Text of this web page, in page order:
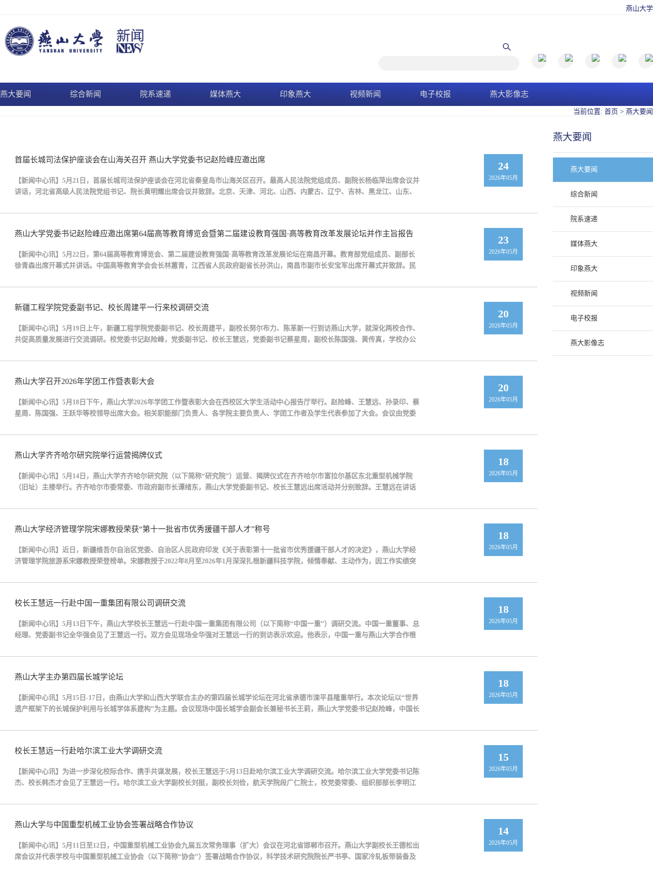
燕山大学
燕大要闻 综合新闻 院系速递 媒体燕大 印象燕大 视频新闻 电子校报 燕大影像志
当前位置: 首页 > 燕大要闻
燕大要闻
燕大要闻
综合新闻
院系速递
媒体燕大
印象燕大
视频新闻
电子校报
燕大影像志
24
2026年05月
首届长城司法保护座谈会在山海关召开 燕山大学党委书记赵险峰应邀出席
【新闻中心讯】5月21日，首届长城司法保护座谈会在河北省秦皇岛市山海关区召开。最高人民法院党组成员、副院长杨临萍出席会议并
讲话，河北省高级人民法院党组书记、院长黄明耀出席会议并致辞。北京、天津、河北、山西、内蒙古、辽宁、吉林、黑龙江、山东、
志，河北省相关省直单位、秦皇岛市委、市政府...
23
2026年05月
燕山大学党委书记赵险峰应邀出席第64届高等教育博览会暨第二届建设教育强国·高等教育改革发展论坛并作主旨报告
【新闻中心讯】5月22日，第64届高等教育博览会、第二届建设教育强国·高等教育改革发展论坛在南昌开幕。教育部党组成员、副部长
徐青森出席开幕式并讲话。中国高等教育学会会长林蕙青，江西省人民政府副省长孙洪山，南昌市副市长安宝军出席开幕式并致辞。民
布局”专题研讨“高校分类特色发展”上作题...
20
2026年05月
新疆工程学院党委副书记、校长周建平一行来校调研交流
【新闻中心讯】5月19日上午，新疆工程学院党委副书记、校长周建平，副校长努尔布力、陈革新一行到访燕山大学，就深化两校合作、
共促高质量发展进行交流调研。校党委书记赵险峰，党委副书记、校长王慧远，党委副书记蔡星周，副校长陈国强、黄传真，学校办公
重点实验室等部门负责同志参加活动。赵险峰会...
20
2026年05月
燕山大学召开2026年学团工作暨表彰大会
【新闻中心讯】5月18日下午，燕山大学2026年学团工作暨表彰大会在西校区大学生活动中心报告厅举行。赵险峰、王慧远、孙录印、蔡
星周、陈国强、王跃华等校领导出席大会。相关职能部门负责人、各学院主要负责人、学团工作者及学生代表参加了大会。会议由党委
国育才根本使命，取得一系列标志性成果。他表...
18
2026年05月
燕山大学齐齐哈尔研究院举行运营揭牌仪式
【新闻中心讯】5月14日，燕山大学齐齐哈尔研究院（以下简称“研究院”）运营、揭牌仪式在齐齐哈尔市富拉尔基区东北重型机械学院
（旧址）主楼举行。齐齐哈尔市委常委、市政府副市长谭绪东，燕山大学党委副书记、校长王慧远出席活动并分别致辞。王慧远在讲话
依托学校在智能制造、材料成型、工业物联网等...
18
2026年05月
燕山大学经济管理学院宋娜教授荣获“第十一批省市优秀援疆干部人才”称号
【新闻中心讯】近日，新疆维吾尔自治区党委、自治区人民政府印发《关于表彰第十一批省市优秀援疆干部人才的决定》，燕山大学经
济管理学院旅游系宋娜教授荣登榜单。宋娜教授于2022年8月至2026年1月深深扎根新疆科技学院，倾情奉献、主动作为，因工作实绩突
也是对燕山大学长期以来讲政治、顾大局，扎...
18
2026年05月
校长王慧远一行赴中国一重集团有限公司调研交流
【新闻中心讯】5月13日下午，燕山大学校长王慧远一行赴中国一重集团有限公司（以下简称“中国一重”）调研交流。中国一重董事、总
经理、党委副书记全华强会见了王慧远一行。双方会见现场全华强对王慧远一行的到访表示欢迎。他表示，中国一重与燕山大学合作根
端化、智能化、绿色化发展，希望双方进一步...
18
2026年05月
燕山大学主办第四届长城学论坛
【新闻中心讯】5月15日-17日，由燕山大学和山西大学联合主办的第四届长城学论坛在河北省承德市滦平县隆重举行。本次论坛以“世界
遗产框架下的长城保护利用与长城学体系建构”为主题。会议现场中国长城学会副会长兼秘书长王莉，燕山大学党委书记赵险峰，中国长
以及承德市滦平县等相关领导和资深专家出...
15
2026年05月
校长王慧远一行赴哈尔滨工业大学调研交流
【新闻中心讯】为进一步深化校际合作、携手共谋发展，校长王慧远于5月13日赴哈尔滨工业大学调研交流。哈尔滨工业大学党委书记陈
杰、校长韩杰才会见了王慧远一行。哈尔滨工业大学副校长刘挺，副校长刘俭，航天学院段广仁院士，校党委常委、组织部部长李明江
相连。多年来，双方在多个领域开展了卓有成效...
14
2026年05月
燕山大学与中国重型机械工业协会签署战略合作协议
【新闻中心讯】5月11日至12日，中国重型机械工业协会九届五次常务理事（扩大）会议在河北省邯郸市召开。燕山大学副校长王德松出
席会议并代表学校与中国重型机械工业协会（以下简称“协会”）签署战略合作协议，科学技术研究院院长严书亭、国家冷轧板带装备及